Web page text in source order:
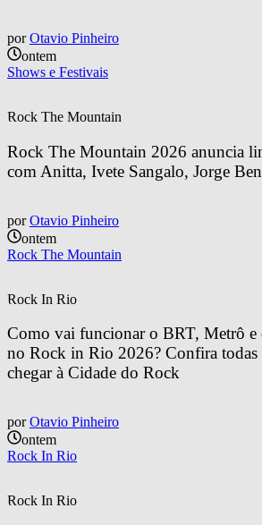
por Otavio Pinheiro
ontem
Shows e Festivais
Rock The Mountain
Rock The Mountain 2026 anuncia
com Anitta, Ivete Sangalo, Jorge
por Otavio Pinheiro
ontem
Rock The Mountain
Rock In Rio
Como vai funcionar o BRT, Metrô e
no Rock in Rio 2026? Confira todas
chegar à Cidade do Rock
por Otavio Pinheiro
ontem
Rock In Rio
Rock In Rio